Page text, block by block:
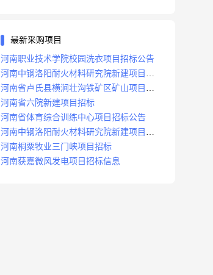
最新采购项目
河南职业技术学院校园洗衣项目招标公告
河南中钢洛阳耐火材料研究院新建项目招
标
河南省卢氏县横涧壮沟铁矿区矿山项目招
标公告
河南省六院新建项目招标
河南省体育综合训练中心项目招标公告
河南中钢洛阳耐火材料研究院新建项目招
标
河南桐粟牧业三门峡项目招标
河南获嘉微风发电项目招标信息